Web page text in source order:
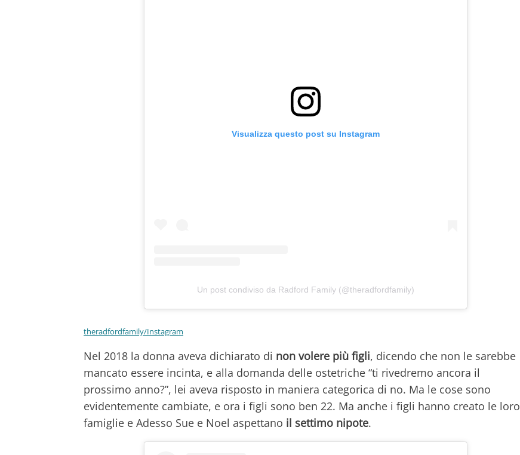
Visualizza questo post su Instagram
Un post condiviso da Radford Family (@theradfordfamily)
theradfordfamily/Instagram
Nel 2018 la donna aveva dichiarato di non volere più figli, dicendo che non le sarebbe
mancato essere incinta, e alla domanda delle ostetriche “ti rivedremo ancora il
prossimo anno?”, lei aveva risposto in maniera categorica di no. Ma le cose sono
evidentemente cambiate, e ora i figli sono ben 22. Ma anche i figli hanno creato le loro
famiglie e Adesso Sue e Noel aspettano il settimo nipote.